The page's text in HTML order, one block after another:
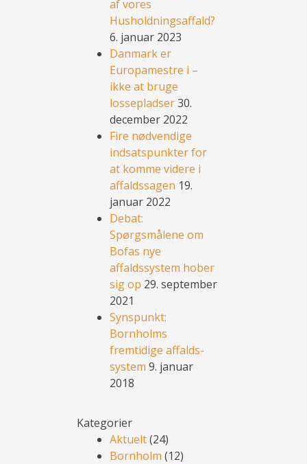
af vores
Husholdningsaffald?
6. januar 2023
Danmark er
Europamestre i –
ikke at bruge
lossepladser30.
december 2022
Fire nødvendige
indsatspunkter for
at komme videre i
affaldssagen 19.
januar 2022
Debat:
Spørgsmålene om
Bofas nye
affaldssystem hober
sig op 29. september
2021
Synspunkt:
Bornholms
fremtidige affalds-
system 9. januar
2018
Kategorier
Aktuelt(24)
Bornholm (12)